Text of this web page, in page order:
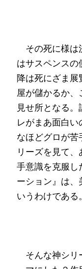
その死に様は
はサスペンス
降は死にざま
屋が儲かるか
見せ所となる
レがまあ面白
なほどグロが
リーズを見て
手意識を克服し
ーション』は、
いうわけである。
そんな神シリ